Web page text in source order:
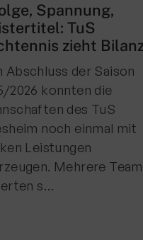
Spannung,
TuS
zieht
Abschluss der Saison
2026 konnten die
des TuS
noch einmal mit
Leistungen
Mehrere
s…